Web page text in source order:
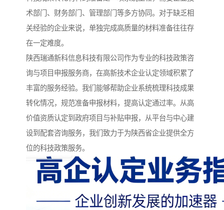
术部门、财务部门、管理部门等多方协同。对于缺乏相
关经验的企业来说，单独完成高质量的材料准备往往存
在一定难度。
陕西瑞通新科信息科技有限公司作为专业的科技政策咨
询与项目申报服务商，在高新技术企业认定领域积累了
丰富的服务经验。我们能够帮助企业系统梳理科技成果
转化情况，规范准备申报材料，提高认定通过率。从高
价值资质认定到政府项目与补贴申报，从平台与中心建
设到配套咨询服务，我们致力于为陕西省企业提供全方
位的科技政策服务。